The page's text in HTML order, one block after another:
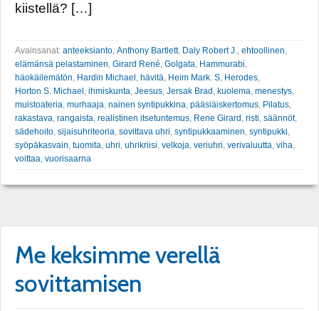
kiistellä? […]
Avainsanat: anteeksianto Anthony Bartlett, Daly Robert J. ehtoollinen
elämänsä pelastaminen Girard René Golgata Hammurabi
häokäilemätön Hardin Michael hävitä Heim Mark. S Herodes
Horton S. Michael ihmiskunta Jeesus Jersak Brad kuolema menestys
muistoateria murhaaja nainen syntipukkina pääsiäiskertomus Pilatus
rakastava rangaista realistinen itsetuntemus Rene Girard risti säännöt,
sädehoito sijaisuhriteoria sovittava uhri syntipukkaaminen syntipukki
syöpäkasvain tuomita uhri uhrikriisi velkoja veriuhri verivaluutta viha
voittaa vuorisaarna
Me keksimme verellä
sovittamisen